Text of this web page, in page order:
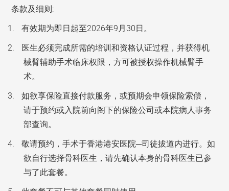
条款及细则:
有效期为即日起至2026年9月30日。
医生必须完成所需的培训和资格认证过程，并获得机
械臂辅助手术临床权限，方可被授权操作机械臂手
术。
如欲享保险直接付款服务，或预期会申领保险索偿，
请于预约或入院前向阁下的保险公司或本院病人事务
部查询。
敬请预约，手术于香港港安医院─司徒拔道内进行。如
欲自行选择骨科医生，请先确认本身的骨科医生已参
与了此套餐。